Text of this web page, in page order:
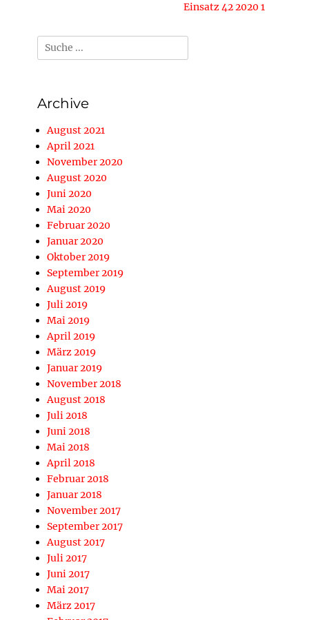
Einsatz 42 2020 1
Suche
nach:
Archive
August 2021
April 2021
November 2020
August 2020
Juni 2020
Mai 2020
Februar 2020
Januar 2020
Oktober 2019
September 2019
August 2019
Juli 2019
Mai 2019
April 2019
März 2019
Januar 2019
November 2018
August 2018
Juli 2018
Juni 2018
Mai 2018
April 2018
Februar 2018
Januar 2018
November 2017
September 2017
August 2017
Juli 2017
Juni 2017
Mai 2017
März 2017